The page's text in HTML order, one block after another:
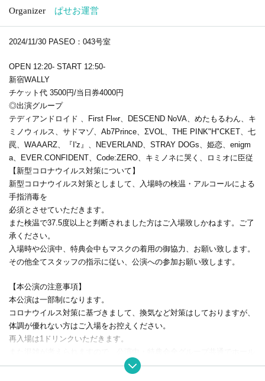
Organizer ぱせお運営
2024/11/30 PASEO：043号室
OPEN 12:20- START 12:50-
新宿WALLY
チケット代 3500円/当日券4000円
◎出演グループ
テディアンドロイド 、First Fl∞r、DESCEND NoVA、めたもるわん、キ
ミノウィルス、サドマゾ、Ab7Prince、ΣVOL、THE PINK"H"CKET、七
罠、WAAARZ、『I'z』、NEVERLAND、STRAY DOGs、姫恋、enigm
a、EVER.CONFIDENT、Code:ZERO、キミノネに哭く、ロミオに臣従
【新型コロナウイルス対策について】
新型コロナウイルス対策としまして、入場時の検温・アルコールによる
手指消毒を
必須とさせていただきます。
また検温で37.5度以上と判断されました方はご入場致しかねます。ご了
承ください。
入場時や公演中、特典会中もマスクの着用の御協力、お願い致します。
その他全てスタッフの指示に従い、公演への参加お願い致します。
【本公演の注意事項】
本公演は一部制になります。
コロナウイルス対策に基づきまして、換気など対策はしておりますが、
体調が優れない方はご入場をお控えください。
再入場は1ドリンクいただきます。
内は座り込み、